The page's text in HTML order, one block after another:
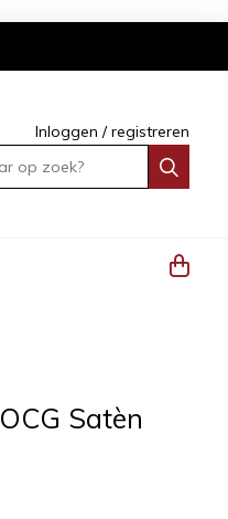
Inloggen /registreren
zoek?
Satèn